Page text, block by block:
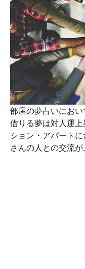
部屋の夢占いにお
借りる夢は対人運
ション・アパート
さんの人との交流が